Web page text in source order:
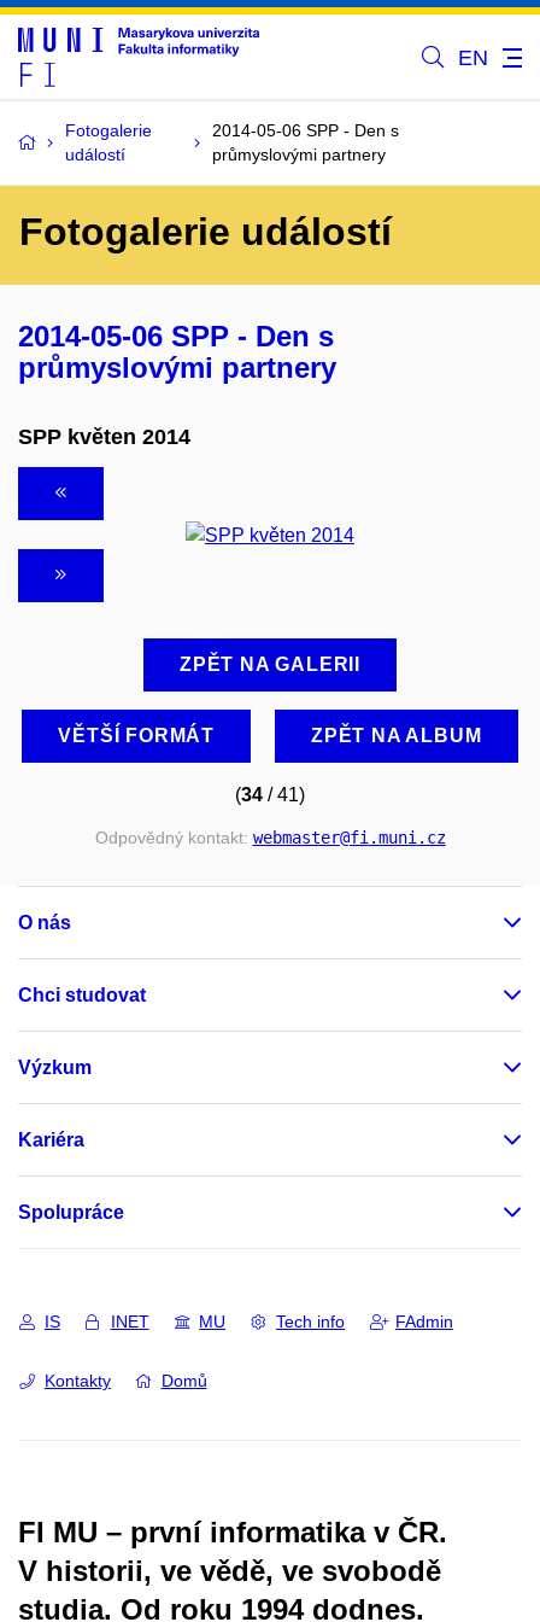
EN
Fotogalerie
událostí
2014-05-06 SPP - Den s
průmyslovými partnery
Fotogalerie událostí
2014-05-06 SPP - Den s
průmyslovými partnery
SPP květen 2014
ZPĚT NA GALERII
VĚTŠÍ FORMÁT ZPĚT NA ALBUM
(34 / 41)
Odpovědný kontakt: webmaster@fi.muni.cz
O nás
Chci studovat
Výzkum
Kariéra
Spolupráce
IS INET MU Tech info FAdmin
Kontakty Domů
FI MU – první informatika v ČR.
V historii, ve vědě, ve svobodě
studia. Od roku 1994 dodnes.